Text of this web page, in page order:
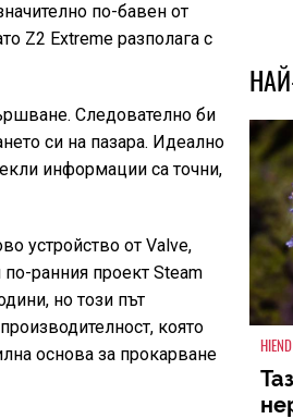
по-бавен от
Z2 Extreme разполага с
Следователно би
си на пазара. Идеално
информации са точни,
устройство от Valve,
ранния проект Steam
но този път
която
основа за прокарване
HIEND